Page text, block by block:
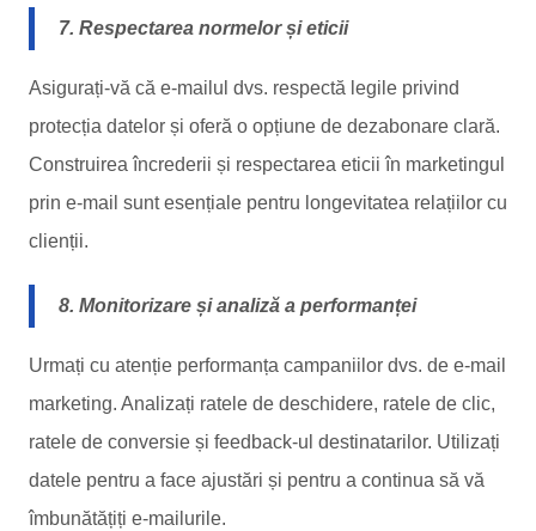
7. Respectarea normelor și eticii
Asigurați-vă că e-mailul dvs. respectă legile privind
protecția datelor și oferă o opțiune de dezabonare clară.
Construirea încrederii și respectarea eticii în marketingul
prin e-mail sunt esențiale pentru longevitatea relațiilor cu
clienții.
8. Monitorizare și analiză a performanței
Urmați cu atenție performanța campaniilor dvs. de e-mail
marketing. Analizați ratele de deschidere, ratele de clic,
ratele de conversie și feedback-ul destinatarilor. Utilizați
datele pentru a face ajustări și pentru a continua să vă
îmbunătățiți e-mailurile.